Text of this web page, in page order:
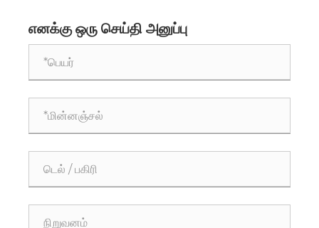
எனக்கு ஒரு செய்தி அனுப்பு